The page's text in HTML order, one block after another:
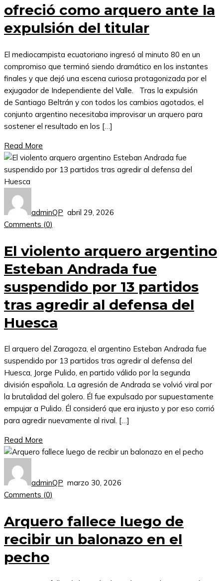
ofreció como arquero ante la
expulsión del titular
El mediocampista ecuatoriano ingresó al minuto 80 en un
compromiso que terminó siendo dramático en los instantes
finales y que dejó una escena curiosa protagonizada por el
exjugador de Independiente del Valle. Tras la expulsión
de Santiago Beltrán y con todos los cambios agotados, el
conjunto argentino necesitaba improvisar un arquero para
sostener el resultado en los […]
Read More
adminQP abril 29, 2026
Comments (0)
El violento arquero argentino
Esteban Andrada fue
suspendido por 13 partidos
tras agredir al defensa del
Huesca
El arquero del Zaragoza, el argentino Esteban Andrada fue
suspendido por 13 partidos tras agredir al defensa del
Huesca, Jorge Pulido, en partido válido por la segunda
división española. La agresión de Andrada se volvió viral por
la brutalidad del golero. Él fue expulsado por supuestamente
empujar a Pulido. Él consideró que era injusto y por eso corrió
para agredir nuevamente al rival. […]
Read More
adminQP marzo 30, 2026
Comments (0)
Arquero fallece luego de
recibir un balonazo en el
pecho